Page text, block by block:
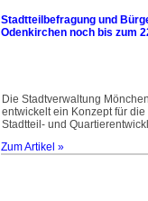
Stadtteilbefragung und
Odenkirchen noch bis zum
Die Stadtverwaltung
entwickelt ein Konzept für
Stadtteil- und
Zum Artikel »